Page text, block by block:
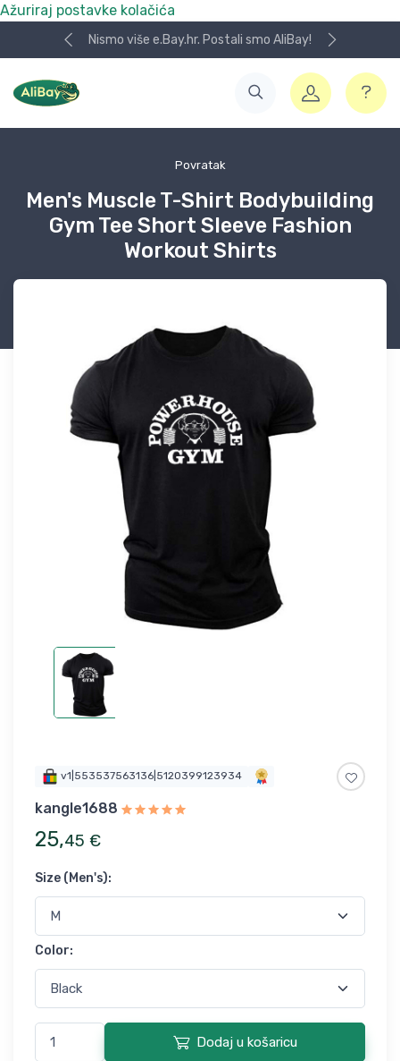
Ažuriraj postavke kolačića
Nismo više e.Bay.hr. Postali smo AliBay!
Povratak
Men's Muscle T-Shirt Bodybuilding
Gym Tee Short Sleeve Fashion
Workout Shirts
v1|553537563136|5120399123934
kangle1688
25,45 €
Size (Men's):
Color:
Dodaj u košaricu